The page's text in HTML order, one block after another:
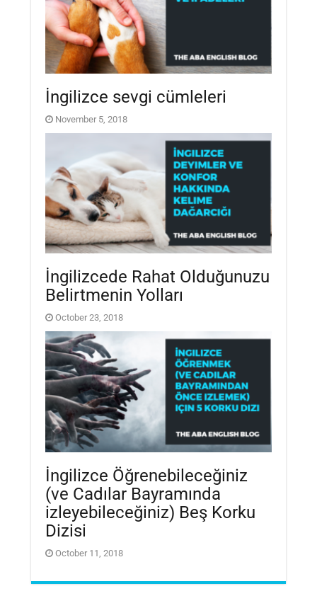
İngilizce sevgi cümleleri
November 5, 2018
İngilizcede Rahat Olduğunuzu
Belirtmenin Yolları
October 23, 2018
İngilizce Öğrenebileceğiniz
(ve Cadılar Bayramında
izleyebileceğiniz) Beş Korku
Dizisi
October 11, 2018